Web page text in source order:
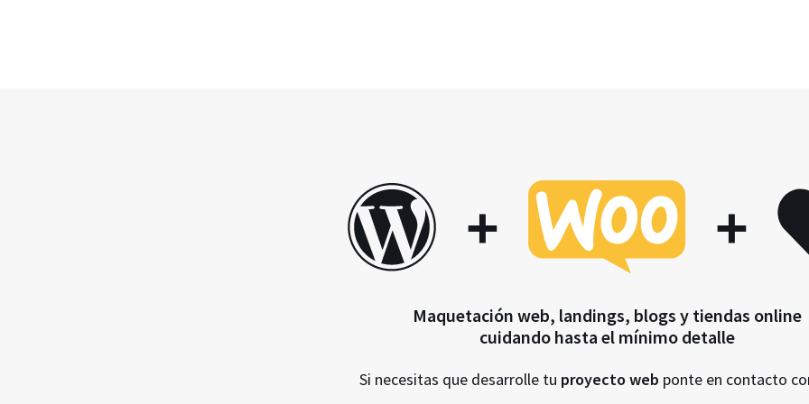
+ +
Maquetación web, landings, blogs y tiendas online
cuidando hasta el mínimo detalle
Si necesitas que desarrolle tu proyecto web ponte en contacto